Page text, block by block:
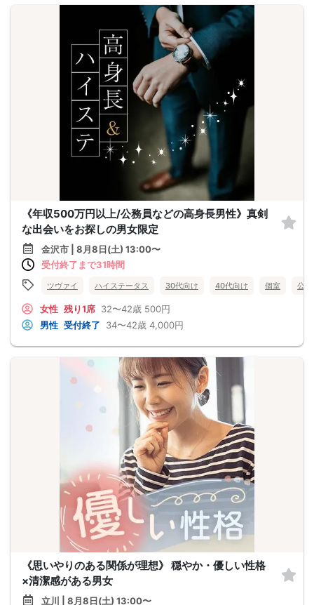
《年収500万円以上/公務員などの高身長男性》真剣
な出会いをお探しの男女限定
金沢市 | 8月8日(土) 13:00〜
受付終了まで31時間
ツヴァイ ハイステータス 30代向け 40代向け 個室 公
女性 残り1席 32〜42歳 500円
男性 受付終了 34〜42歳 4,000円
《思いやりのある関係が理想》 穏やか・優しい性格
×清潔感がある男女
立川 | 8月8日(土) 13:00〜